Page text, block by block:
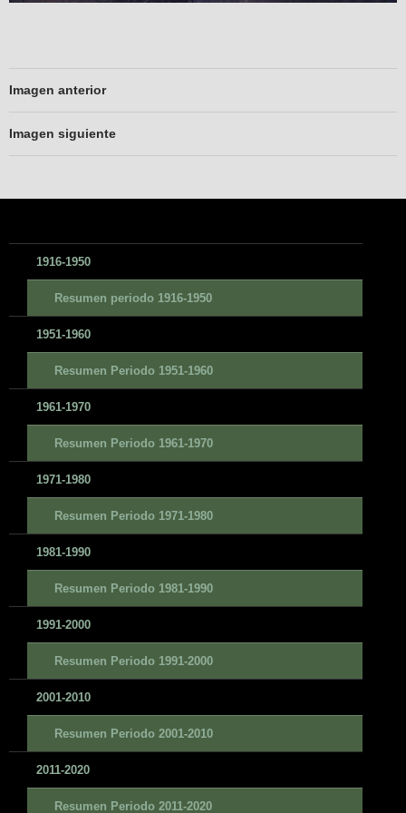
Imagen anterior
Imagen siguiente
1916-1950
Resumen periodo 1916-1950
1951-1960
Resumen Periodo 1951-1960
1961-1970
Resumen Periodo 1961-1970
1971-1980
Resumen Periodo 1971-1980
1981-1990
Resumen Periodo 1981-1990
1991-2000
Resumen Periodo 1991-2000
2001-2010
Resumen Periodo 2001-2010
2011-2020
Resumen Periodo 2011-2020